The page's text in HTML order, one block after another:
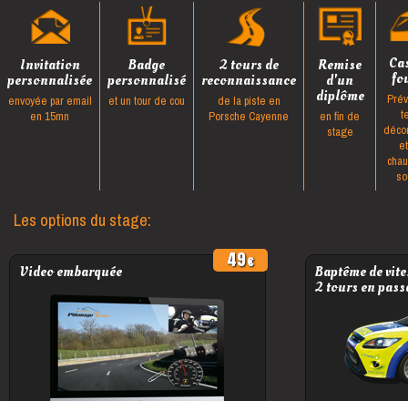
Invitation
personnalisée
envoyée par email
en 15mn
Badge
personnalisé
et un tour de cou
2 tours de
reconnaissance
de la piste en
Porsche Cayenne
Remise
d'un
diplôme
en fin de
stage
Les options du stage:
Video embarquée
49
Baptême de
2 tours en